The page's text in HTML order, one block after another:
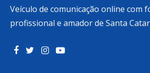
Veículo de comunicação online com
profissional e amador de Santa